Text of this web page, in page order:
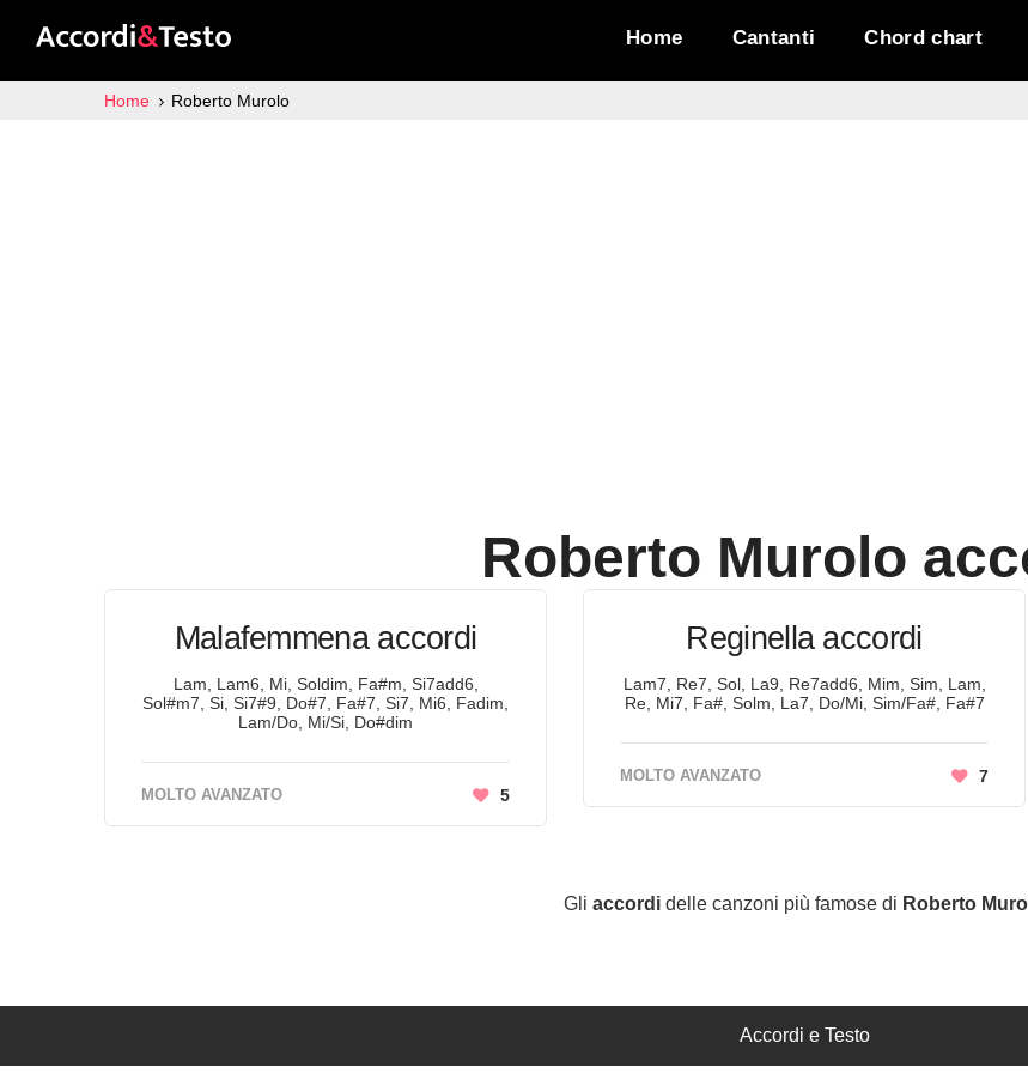
Home Cantanti Chord chart
Home Roberto Murolo
Roberto Murolo
Malafemmena accordi
Lam, Lam6, Mi, Soldim, Fa#m, Si7add6,
Sol#m7, Si, Si7#9, Do#7, Fa#7, Si7, Mi6, Fadim,
Lam/Do, Mi/Si, Do#dim
MOLTO AVANZATO 5
Reginella accordi
Lam7, Re7, Sol, La9, Re7add6, Mim, Sim, Lam,
Re, Mi7, Fa#, Solm, La7, Do/Mi, Sim/Fa#, Fa#7
MOLTO AVANZATO 7
Gli accordi delle canzoni più famose di Roberto
Accordi e Testo